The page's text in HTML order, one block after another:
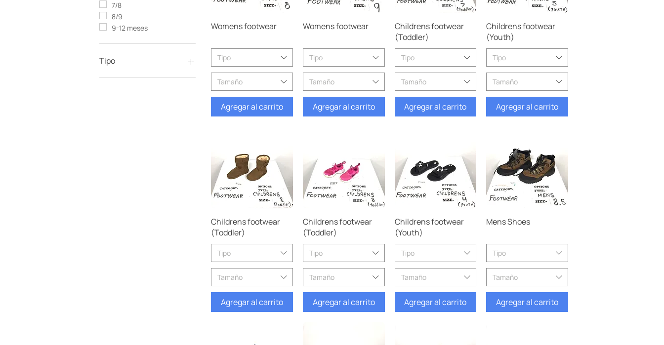
7/8
8/9
9-12 meses
Tipo
CLEATS
Vista rápida
Womens footwear
Tipo
Tamaño
Agregar al carrito
Vista rápida
Womens footwear
Tipo
Tamaño
Agregar al carrito
Vista rápida
Childrens footwear
(Toddler)
Tipo
Tamaño
Agregar al carrito
Vista rápida
Childrens footwear
(Youth)
Tipo
Tamaño
Agregar al carrito
Vista rápida
Childrens footwear
(Toddler)
Tipo
Tamaño
Agregar al carrito
Vista rápida
Childrens footwear
(Toddler)
Tipo
Tamaño
Agregar al carrito
Vista rápida
Childrens footwear
(Youth)
Tipo
Tamaño
Agregar al carrito
Vista rápida
Mens Shoes
Tipo
Tamaño
Agregar al carrito